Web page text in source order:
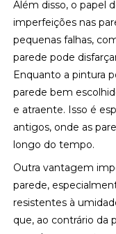
Além disso, o papel
imperfeições nas
pequenas falhas,
parede pode
Enquanto a pintura
parede bem
e atraente. Isso é
antigos, onde as
longo do tempo.
Outra vantagem
parede,
resistentes à
que, ao contrário da